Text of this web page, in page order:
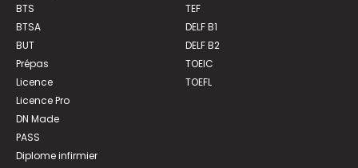
BTS
BTSA
BUT
Prépas
Licence
Licence Pro
DN Made
PASS
Diplome infirmier
TEF
DELF B1
DELF B2
TOEIC
TOEFL